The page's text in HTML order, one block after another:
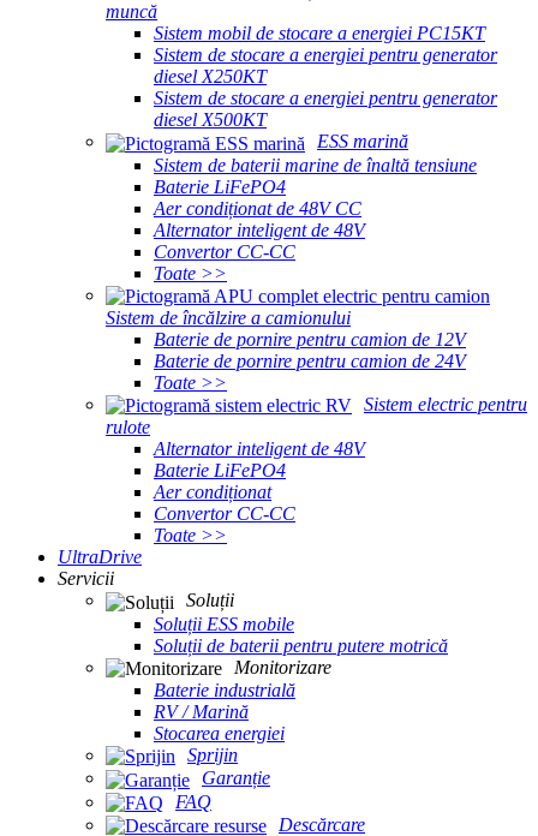
muncă
Sistem mobil de stocare a energiei PC15KT
Sistem de stocare a energiei pentru generator
diesel X250KT
Sistem de stocare a energiei pentru generator
diesel X500KT
ESS marină
Sistem de baterii marine de înaltă tensiune
Baterie LiFePO4
Aer condiționat de 48V CC
Alternator inteligent de 48V
Convertor CC-CC
Toate >>
Sistem de încălzire a camionului
Baterie de pornire pentru camion de 12V
Baterie de pornire pentru camion de 24V
Toate >>
Sistem electric pentru
rulote
Alternator inteligent de 48V
Baterie LiFePO4
Aer condiționat
Convertor CC-CC
Toate >>
UltraDrive
Servicii
Soluții
Soluții ESS mobile
Soluții de baterii pentru putere motrică
Monitorizare
Baterie industrială
RV / Marină
Stocarea energiei
Sprijin
Garanție
FAQ
Descărcare